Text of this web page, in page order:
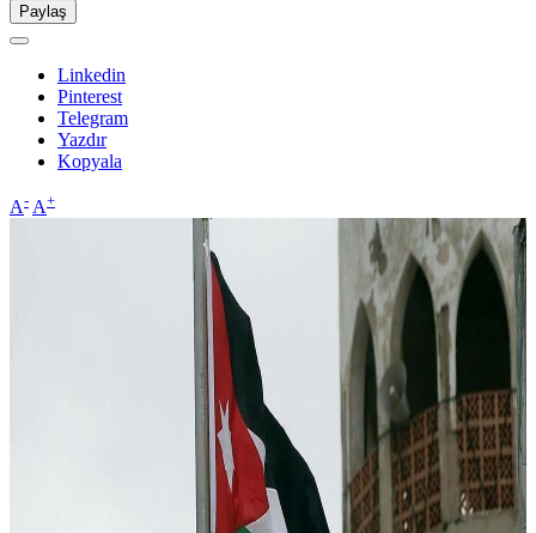
Paylaş
Linkedin
Pinterest
Telegram
Yazdır
Kopyala
A- A+